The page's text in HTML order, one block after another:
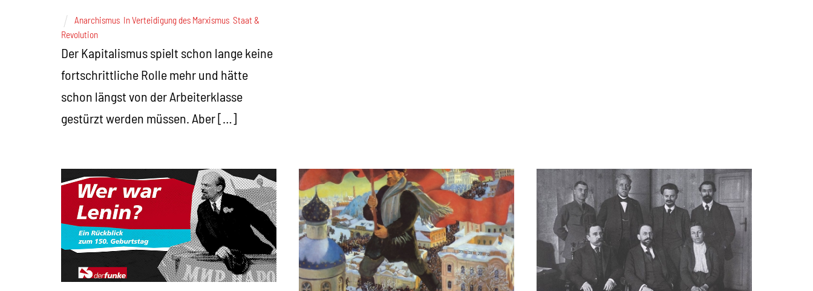
Anarchismus, In Verteidigung des Marxismus, Staat &
Revolution
Der Kapitalismus spielt schon lange keine
fortschrittliche Rolle mehr und hätte
schon längst von der Arbeiterklasse
gestürzt werden müssen. Aber […]